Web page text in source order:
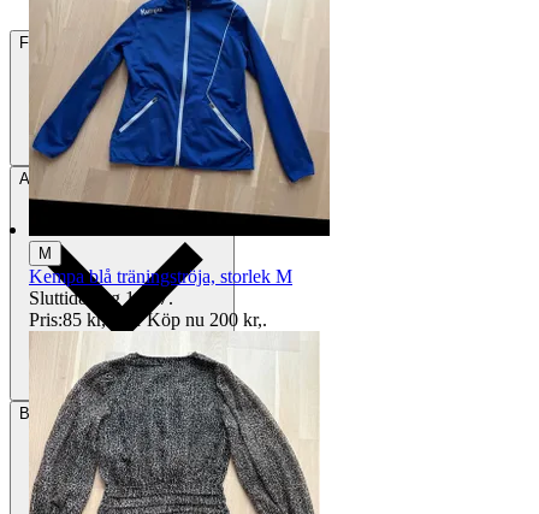
Frakt Från 49 kr
Avhämtning Alingsås, Sverige
BetalningVia Tradera
M
Kempa blå träningströja, storlek M
Sluttid8 aug 14:17.
Pris:85 kr, Eller Köp nu 200 kr,.